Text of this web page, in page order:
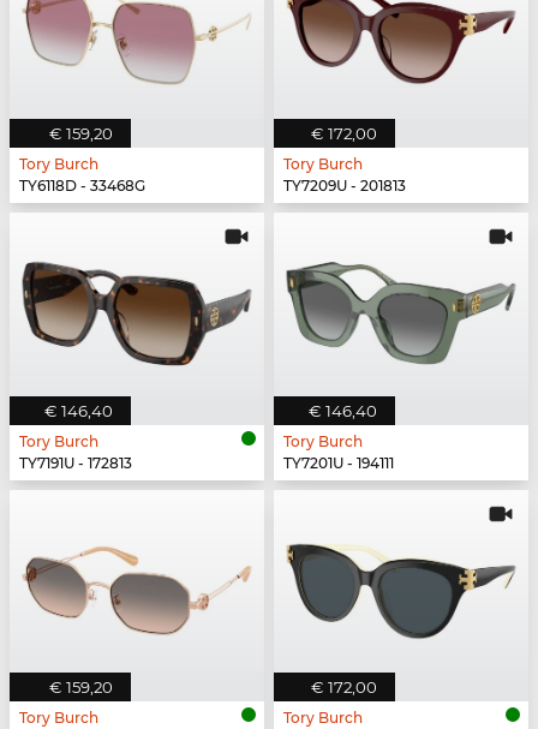
€ 159,20
Tory Burch
TY6118D - 33468G
€ 172,00
Tory Burch
TY7209U - 201813
€ 146,40
Tory Burch
TY7191U - 172813
€ 146,40
Tory Burch
TY7201U - 194111
€ 159,20
Tory Burch
€ 172,00
Tory Burch